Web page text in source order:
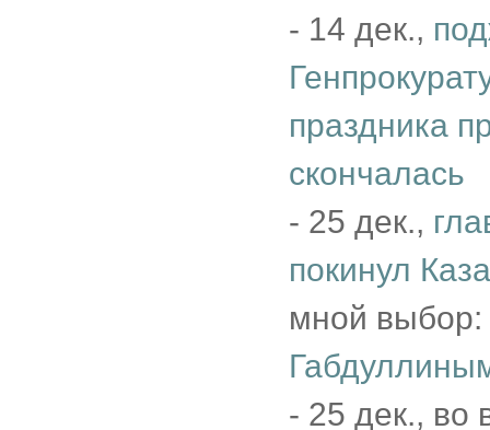
- 14 дек.,
праздника
скончалась
- 25 дек.,
покинул
мной выбор:
- 25 дек., во